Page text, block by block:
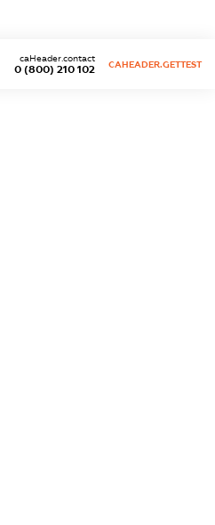
0 (800) 210 102
caHeader.contact
CAHEADER.GETTEST